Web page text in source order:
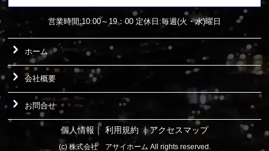
営業時間:10:00～19：00 定休日:毎週(火・水)曜日
ホーム
会社概要
お問合せ
個人情報 ｜ 利用規約 ｜アクセスマップ
(c) 株式会社 アサイホーム All rights reserved.